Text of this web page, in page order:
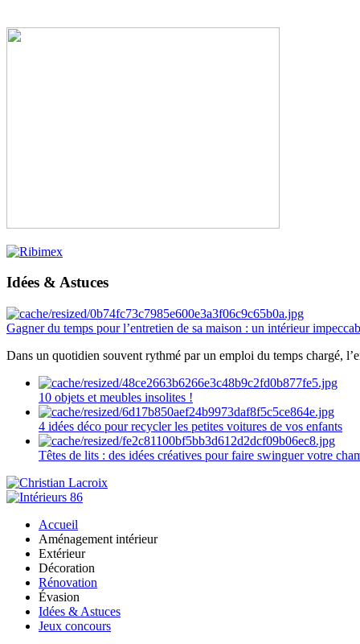
Idées & Astuces
Gagner du temps pour l’entretien de sa maison : un intérieur
Dans un quotidien souvent rythmé par un emploi du temps chargé,
10 objets et meubles insolites !
4 idées déco pour recycler les petites voitures de vos enfants
Têtes de lits : des idées créatives pour faire swinguer votre
Accueil
Aménagement intérieur
Extérieur
Décoration
Rénovation
Évasion
Idées & Astuces
Jeux concours